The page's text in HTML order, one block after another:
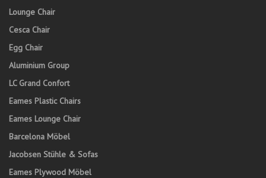
Lounge Chair
Cesca Chair
Egg Chair
Aluminium Group
LC Grand Confort
Eames Plastic Chairs
Eames Lounge Chair
Barcelona Möbel
Jacobsen Stühle & Sofas
Eames Plywood Möbel